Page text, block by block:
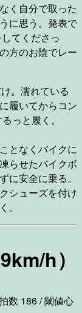
く自分で取った
に思う。発表で
てくださっ
方のお陰でレー
。濡れている
履いてからコン
っと履く。
となくバイクに
らせたバイクボ
に安全に乗る。
シューズを付け
。
h）
186 / 閾値心